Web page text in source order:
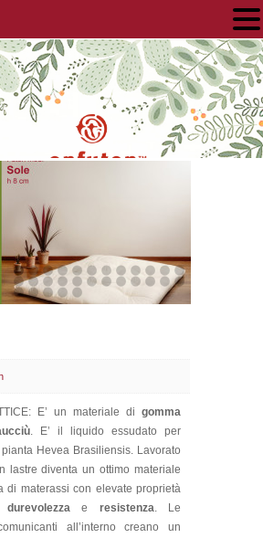
E’ un materiale di gomma
. E’ il liquido essudato per
Hevea Brasiliensis. Lavorato
lastre diventa un ottimo materiale
di materassi con elevate proprietà
durevolezza e resistenza . Le
all’interno creano un